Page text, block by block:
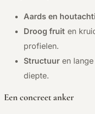
Aards en
Droog fruit en
profielen.
Structuur en
diepte.
Een concreet anker